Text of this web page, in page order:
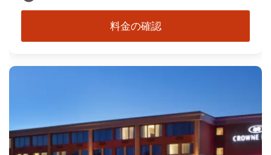
料金の確認